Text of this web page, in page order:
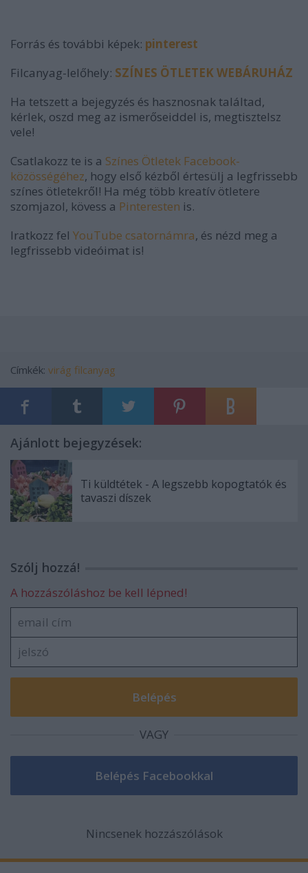
Forrás és további képek: pinterest
Filcanyag-lelőhely: SZÍNES ÖTLETEK WEBÁRUHÁZ
Ha tetszett a bejegyzés és hasznosnak találtad,
kérlek, oszd meg az ismerőseiddel is, megtisztelsz
vele!
Csatlakozz te is a Színes Ötletek Facebook-
közösségéhez, hogy első kézből értesülj a legfrissebb
színes ötletekről! Ha még több kreatív ötletere
szomjazol, kövess a Pinteresten is.
Iratkozz fel YouTube csatornámra, és nézd meg a
legfrissebb videóimat is!
Címkék: virág filcanyag
Ajánlott bejegyzések:
Ti küldtétek - A legszebb kopogtatók és
tavaszi díszek
Szólj hozzá!
A hozzászóláshoz be kell lépned!
VAGY
Nincsenek hozzászólások